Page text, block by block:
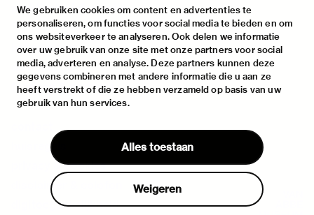
We gebruiken cookies om content en advertenties te
personaliseren, om functies voor social media te bieden en om
ons websiteverkeer te analyseren. Ook delen we informatie
over uw gebruik van onze site met onze partners voor social
media, adverteren en analyse. Deze partners kunnen deze
gegevens combineren met andere informatie die u aan ze
heeft verstrekt of die ze hebben verzameld op basis van uw
gebruik van hun services.
Alles toestaan
Weigeren
praktische informatie
over
het museum
de collectie
fondsen & partners
huisregels
privacy & cookies
disclaimer & colofon
digitoegankelijkheid